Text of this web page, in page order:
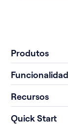
Produtos
Recursos
Quick Start